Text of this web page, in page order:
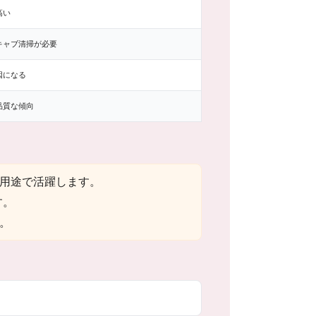
い
ャブ清掃が必要
になる
質な傾向
で活躍します。